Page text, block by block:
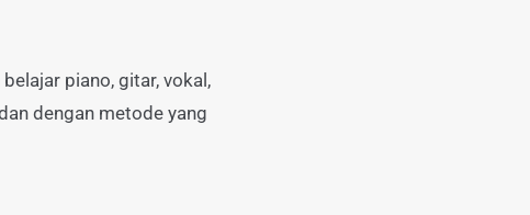
piano, gitar, vokal,
dengan metode yang